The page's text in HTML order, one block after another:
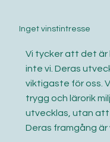
Inget vinstintresse
Vi tycker att det är
inte vi. Deras
viktigaste för oss.
trygg och lärorik
utvecklas, utan att
Deras framgång är